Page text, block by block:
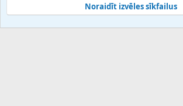
Community platform by XenForo® © 2010-2025 XenForo
Noraidīt izvēles sīkfailus